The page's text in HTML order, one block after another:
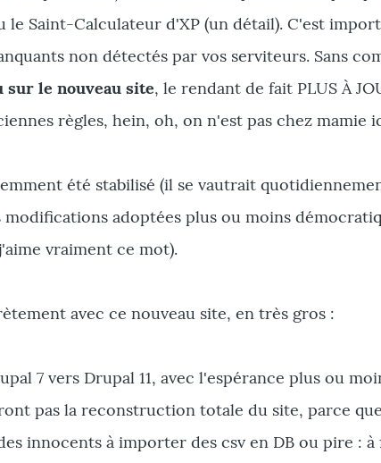
le Saint-Calculateur d'XP (un détail). C'est
non détectés par vos serviteurs. Sans
le nouveau site, le rendant de fait PLUS À
règles, hein, oh, on n'est pas chez mamie
été stabilisé (il se vautrait
adoptées plus ou moins
vraiment ce mot).
avec ce nouveau site, en très gros :
7 vers Drupal 11, avec l'espérance plus ou
pas la reconstruction totale du site, parce
innocents à importer des csv en DB ou pire :